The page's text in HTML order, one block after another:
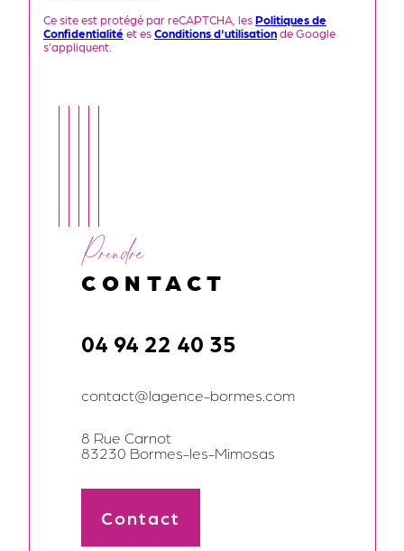
Ce site est protégé par reCAPTCHA, les Politiques de
Confidentialité et es Conditions d'utilisation de Google
s'appliquent.
Prendre
CONTACT
04 94 22 40 35
contact@lagence-bormes.com
8 Rue Carnot
83230 Bormes-les-Mimosas
Contact